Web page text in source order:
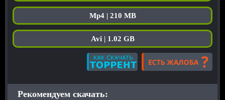
Mp4 | 210 MB
Avi | 1.02 GB
Рекомендуем скачать: